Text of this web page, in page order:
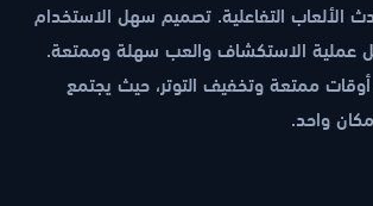
الألعاب التفاعلية. تصميم سهل الاستخدام
عملية الاستكشاف والعب سهلة وممتعة.
ممتعة وتخفيف التوتر، حيث يجتمع
واحد.